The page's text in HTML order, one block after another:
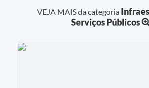
VEJA MAIS da categoria
Serviços Públicos